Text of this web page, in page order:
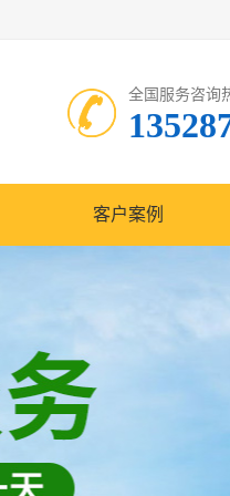
全国服务咨询
客户案例